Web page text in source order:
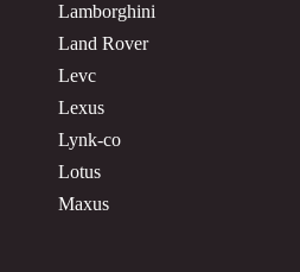
Lamborghini
Land Rover
Levc
Lexus
Lynk-co
Lotus
Maxus